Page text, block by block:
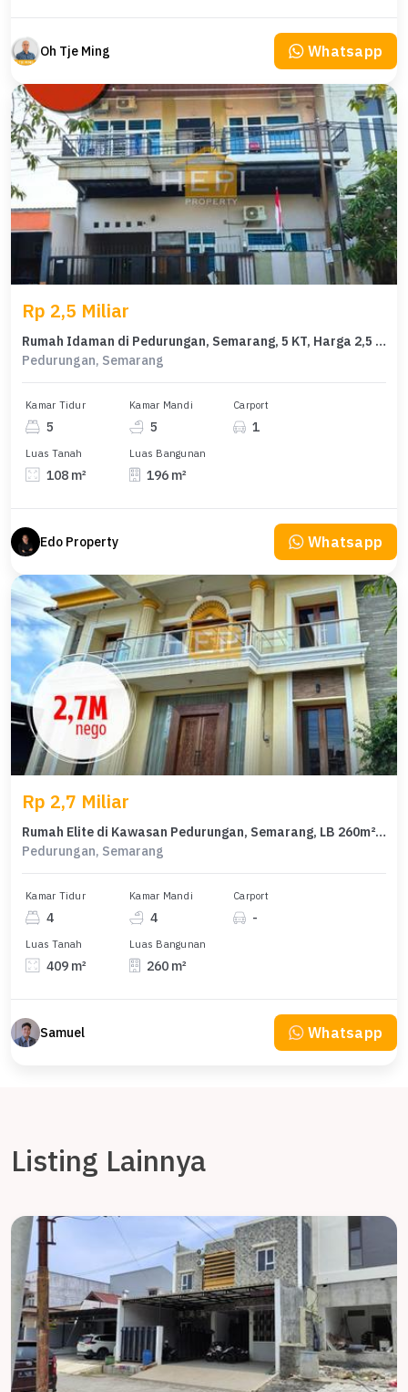
Oh Tje Ming Whatsapp
Rp 2,5 Miliar
Rumah Idaman di Pedurungan, Semarang, 5 KT, Harga 2,5 Miliar
Pedurungan, Semarang
Kamar Tidur
5
Kamar Mandi
5
Carport
1
Luas Tanah
108 m²
Luas Bangunan
196 m²
Edo Property Whatsapp
Rp 2,7 Miliar
Rumah Elite di Kawasan Pedurungan, Semarang, LB 260m², Harga 2,7 Miliar
Pedurungan, Semarang
Kamar Tidur
4
Kamar Mandi
4
Carport
-
Luas Tanah
409 m²
Luas Bangunan
260 m²
Samuel Whatsapp
Listing Lainnya